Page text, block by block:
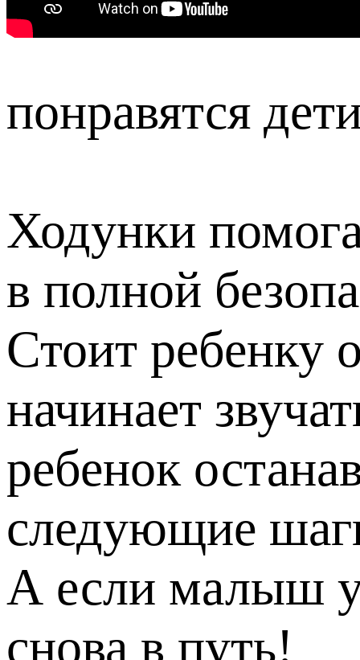
понравятся
Ходунки
в полной
Стоит ребенку
начинает
ребенок
следующие
А если малыш
снова в путь!